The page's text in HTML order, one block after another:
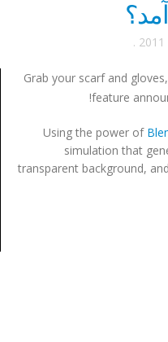
.
Grab your scarf and
feature
!
Using the power of
simulation that
transparent background,